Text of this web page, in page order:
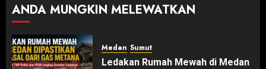
ANDA MUNGKIN MELEWATKAN
Medan Sumut
Ledakan Rumah Mewah di Medan